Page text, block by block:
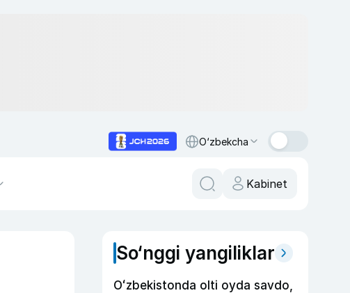
O‘zbekcha
Kabinet
So‘nggi yangiliklar
Oʻzbekistonda olti oyda savdo,